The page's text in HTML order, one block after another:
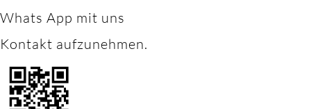
Whats App mit uns
Kontakt aufzunehmen.